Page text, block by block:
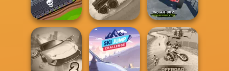
Tanks 2D: Tank
Wars
Hill Climbing
Mania
Indian SUV
Offroad
Simulator